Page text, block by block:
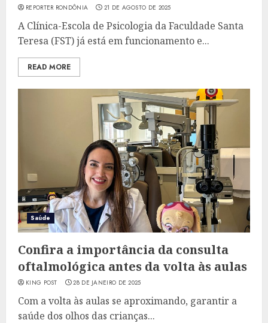
REPORTER RONDÔNIA 21 DE AGOSTO DE 2025
A Clínica-Escola de Psicologia da Faculdade Santa
Teresa (FST) já está em funcionamento e...
READ MORE
Saúde
Confira a importância da consulta
oftalmológica antes da volta às aulas
KING POST 28 DE JANEIRO DE 2025
Com a volta às aulas se aproximando, garantir a
saúde dos olhos das crianças...